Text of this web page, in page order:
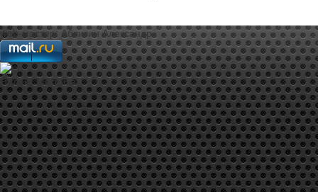
web-мастер:Аблизин Александр